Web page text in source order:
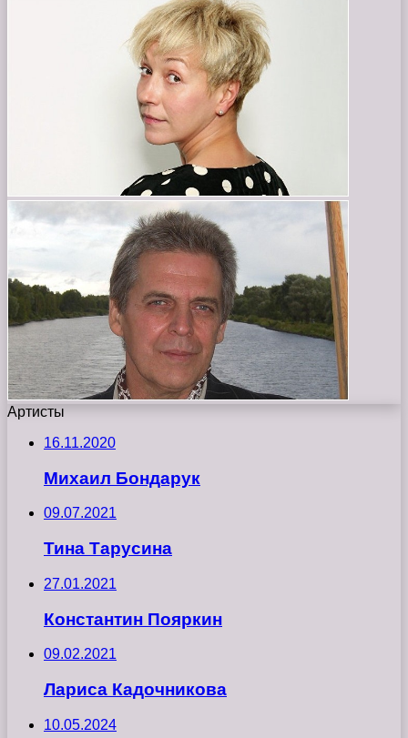
Артисты
16.11.2020
Михаил Бондарук
09.07.2021
Тина Тарусина
27.01.2021
Константин Пояркин
09.02.2021
Лариса Кадочникова
10.05.2024